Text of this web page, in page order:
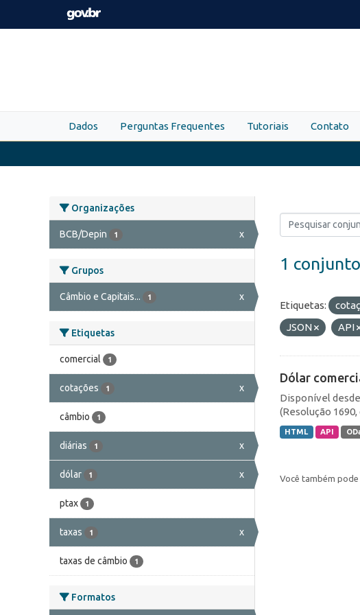
Skip to main content
Dados Perguntas Frequentes Tutoriais Contato
Organizações
BCB/Depin 1 x
Grupos
Câmbio e Capitais... 1 x
Etiquetas
comercial 1
cotações 1 x
câmbio 1
diárias 1 x
dólar 1 x
ptax 1
taxas 1 x
taxas de câmbio 1
Formatos
1
Etiquetas:
JSON
API
Dólar
Disponível
(Resolução
HTML API
Você também pode